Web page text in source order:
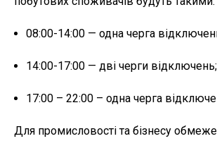
08:00-14:00 — одна черга
14:00-17:00 — дві черги відключень;
17:00 – 22:00 – одна черга
Для промисловості та бізнесу